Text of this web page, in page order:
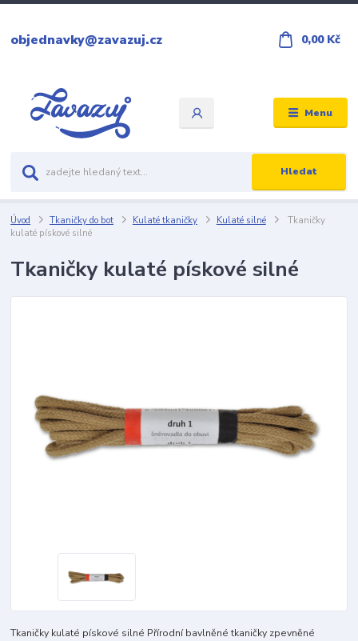
Menu
Hledat
objednavky@zavazuj.cz 0,00 Kč
Úvod Tkaničky do bot Kulaté tkaničky Kulaté silné
Tkaničky
kulaté pískové silné
Tkaničky kulaté pískové silné
Tkaničky kulaté pískové silné Přírodní bavlněné tkaničky zpevněné